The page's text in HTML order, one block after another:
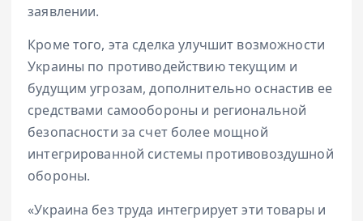
заявлении.
Кроме того, эта сделка улучшит возможности
Украины по противодействию текущим и
будущим угрозам, дополнительно оснастив ее
средствами самообороны и региональной
безопасности за счет более мощной
интегрированной системы противовоздушной
обороны.
«Украина без труда интегрирует эти товары и